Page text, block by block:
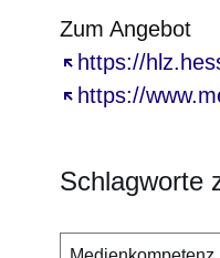
Zum Angebot
https://
Öffnet sich in
https://
Öffnet sich in
Schlagworte